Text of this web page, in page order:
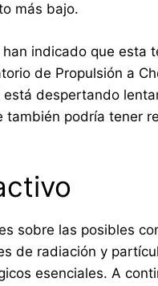
más bajo.
indicado que esta
de Propulsión a
despertando
podría tener
sobre las posibles
de radiación y
esenciales. A